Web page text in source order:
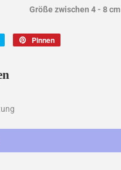
Größe zwischen 4 - 8 cm
Pinnen